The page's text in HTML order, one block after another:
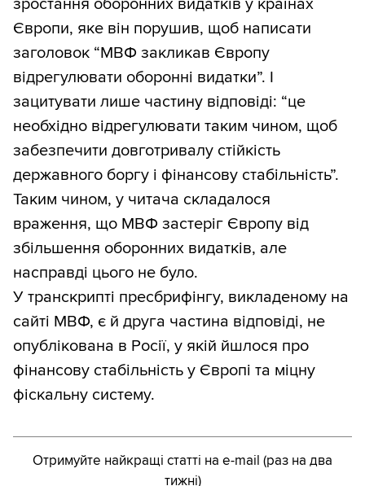
зростання оборонних видатків у країнах
Європи, яке він порушив, щоб написати
заголовок “МВФ закликав Європу
відрегулювати оборонні видатки”. І
зацитувати лише частину відповіді: “це
необхідно відрегулювати таким чином, щоб
забезпечити довготривалу стійкість
державного боргу і фінансову стабільність”.
Таким чином, у читача складалося
враження, що МВФ застеріг Європу від
збільшення оборонних видатків, але
насправді цього не було.
У транскрипті пресбрифінгу, викладеному на
сайті МВФ, є й друга частина відповіді, не
опублікована в Росії, у якій йшлося про
фінансову стабільність у Європі та міцну
фіскальну систему.
Отримуйте найкращі статті на e-mail (раз на два
тижні)